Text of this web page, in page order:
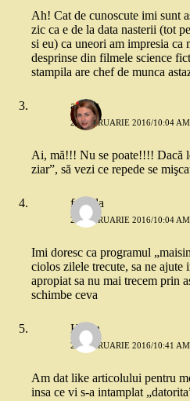
Ah! Cat de cunoscute imi sunt
zic ca e de la data nasterii (tot
si eu) ca uneori am impresia ca
desprinse din filmele science
stampila are chef de munca
andaz
26 FEBRUARIE 2016/10:04 AM
Ai, mă!!! Nu se poate!!!! Dacă
ziar”, să vezi ce repede se
fabiola
26 FEBRUARIE 2016/10:04 AM
Imi doresc ca programul
ciolos zilele trecute, sa ne ajute
apropiat sa nu mai trecem prin
schimbe ceva
Helen
26 FEBRUARIE 2016/10:41 AM
Am dat like articolului pentru
insa ce vi s-a intamplat